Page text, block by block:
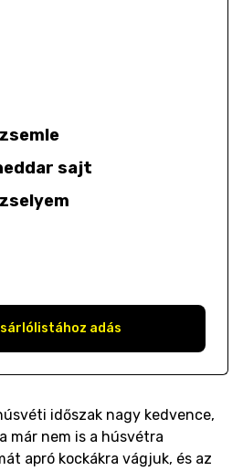
sajt
adás
időszak nagy kedvence,
már nem is a húsvétra
apró kockákra vágjuk, és az